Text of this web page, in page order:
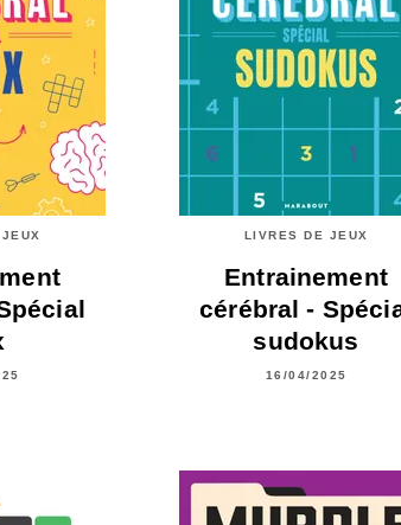
LIVRES DE JEUX
Entrainement
cérébral -
sudokus
16/04/2025